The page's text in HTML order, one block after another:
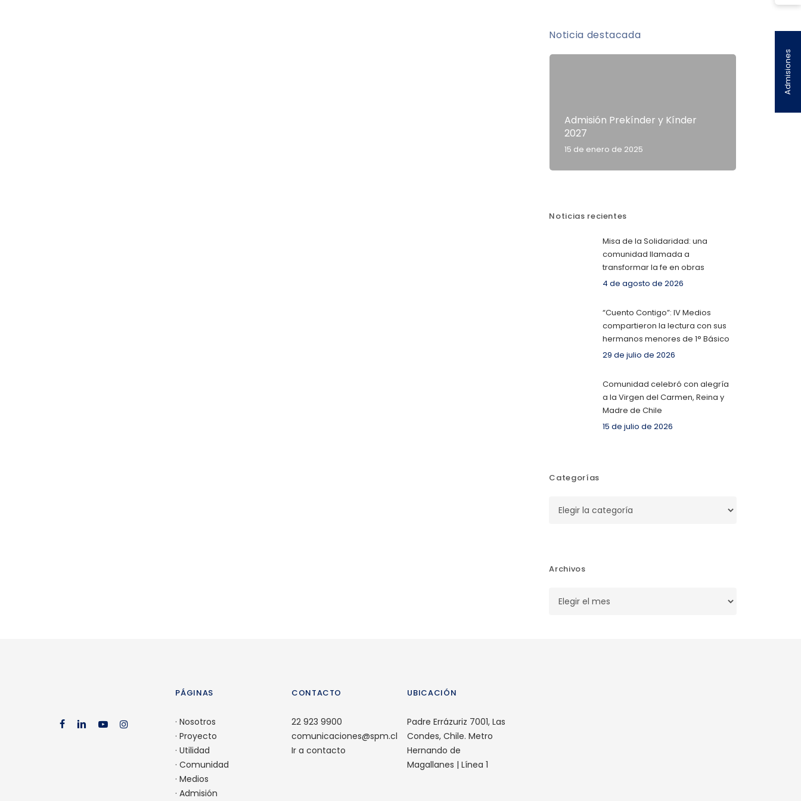
Noticia destacada
Admisión Prekínder y Kínder
2027
15 de enero de 2025
Noticias recientes
Misa de la Solidaridad: una
comunidad llamada a
transformar la fe en obras
4 de agosto de 2026
“Cuento Contigo”: IV Medios
compartieron la lectura con sus
hermanos menores de 1° Básico
29 de julio de 2026
Comunidad celebró con alegría
a la Virgen del Carmen, Reina y
Madre de Chile
15 de julio de 2026
Categorías
Archivos
Admisiones
facebook
linkedin
youtube
instagram
PÁGINAS
·Nosotros
·Proyecto
·Utilidad
·Comunidad
·Medios
·Admisión
CONTACTO
22 923 9900
comunicaciones@spm.cl
Ir a contacto
UBICACIÓN
Padre Errázuriz 7001, Las
Condes, Chile. Metro
Hernando de
Magallanes | Línea 1